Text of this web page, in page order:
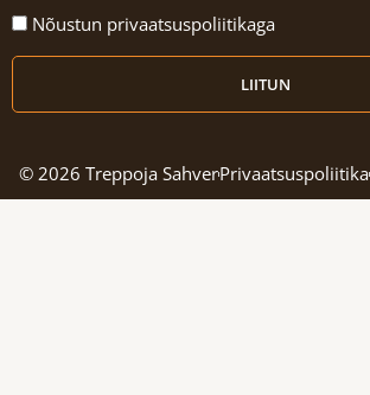
Nõustun
privaatsuspoliitikaga
Nõustun privaatsuspoliitikaga
LIITUN
© 2026 Treppoja SahverPrivaatsuspoliitika